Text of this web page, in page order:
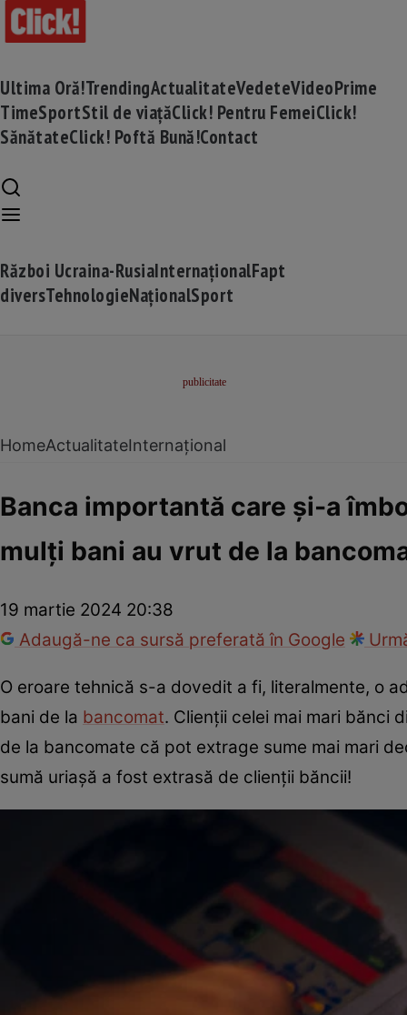
Ultima Oră!TrendingActualitateVedeteVideoPrime
TimeSportStil de viațăClick! Pentru FemeiClick!
SănătateClick! Poftă Bună!Contact
Război Ucraina-RusiaInternaționalFapt
diversTehnologieNaționalSport
HomeActualitateInternațional
Banca importantă care și-a
mulți bani au vrut de la
19 martie 2024 20:38
Adaugă-ne ca sursă preferată în Google
O eroare tehnică s-a dovedit a fi, literalmente, o
bani de la bancomat. Clienții celei mai mari bănci
de la bancomate că pot extrage sume mai mari
sumă uriașă a fost extrasă de clienții băncii!